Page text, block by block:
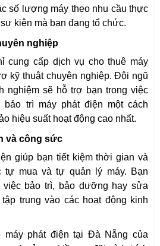
số lượng máy theo nhu cầu thực
kiện mà bạn đang tổ chức.
nghiệp
cung cấp dịch vụ cho thuê máy
kỹ thuật chuyên nghiệp. Đội ngũ
nghiệm sẽ hỗ trợ bạn trong việc
bảo trì máy phát điện một cách
hiệu suất hoạt động cao nhất.
và công sức
giúp bạn tiết kiệm thời gian và
mua và tự quản lý máy. Bạn
việc bảo trì, bảo dưỡng hay sửa
trung vào các hoạt động kinh
phát điện tại Đà Nẵng của
HÀNG NGAY